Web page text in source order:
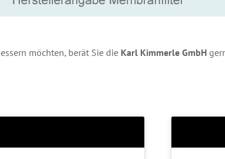
möchten, berät Sie die Karl Kimmerle GmbH